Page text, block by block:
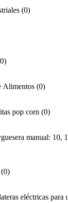
(0)
0)
Alimentos (0)
pop corn (0)
manual: 10,
(0)
eléctricas para